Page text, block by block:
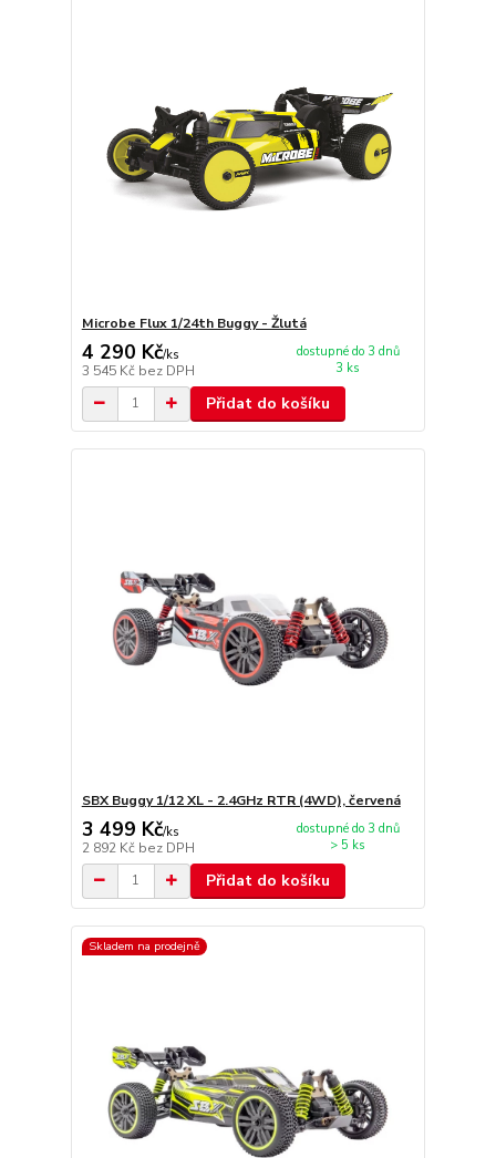
Microbe Flux 1/24th Buggy - Žlutá
4 290 Kč/ks
3 545 Kč bez DPH
dostupné do 3 dnů
3 ks
Přidat do košíku
SBX Buggy 1/12 XL - 2.4GHz RTR (4WD), červená
3 499 Kč/ks
2 892 Kč bez DPH
dostupné do 3 dnů
> 5 ks
Přidat do košíku
Skladem na prodejně